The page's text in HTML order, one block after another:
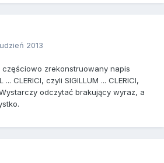
2013
zrekonstruowany napis
CLERICI, czyli SIGILLUM ... CLERICI,
odczytać brakujący wyraz, a